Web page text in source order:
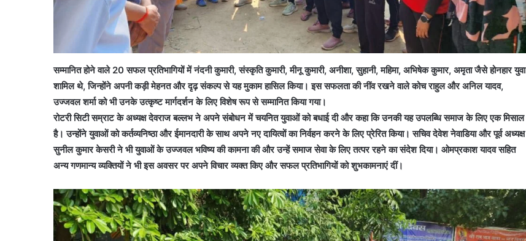
सम्मानित होने वाले 20 सफल प्रतिभागियों में नंदनी कुमारी, संस्कृति कुमारी, मीनू कुमारी, अनीशा, सुहानी, महिमा, अभिषेक कुमार, अमृता जैसे होनहार युवा
शामिल थे, जिन्होंने अपनी कड़ी मेहनत और दृढ़ संकल्प से यह मुकाम हासिल किया। इस सफलता की नींव रखने वाले कोच राहुल और अनिल यादव,
उज्जवल शर्मा को भी उनके उत्कृष्ट मार्गदर्शन के लिए विशेष रूप से सम्मानित किया गया।
रोटरी सिटी सम्राट के अध्यक्ष देवराज बल्लभ ने अपने संबोधन में चयनित युवाओं को बधाई दी और कहा कि उनकी यह उपलब्धि समाज के लिए एक मिसाल
है। उन्होंने युवाओं को कर्तव्यनिष्ठा और ईमानदारी के साथ अपने नए दायित्वों का निर्वहन करने के लिए प्रेरित किया। सचिव देवेश नेवाडिया और पूर्व अध्यक्ष
सुनील कुमार केसरी ने भी युवाओं के उज्जवल भविष्य की कामना की और उन्हें समाज सेवा के लिए तत्पर रहने का संदेश दिया। ओमप्रकाश यादव सहित
अन्य गणमान्य व्यक्तियों ने भी इस अवसर पर अपने विचार व्यक्त किए और सफल प्रतिभागियों को शुभकामनाएं दीं।